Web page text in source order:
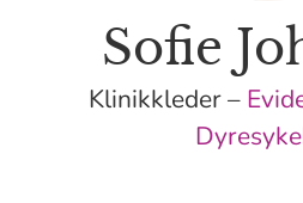
Sofie
Klinikkleder –